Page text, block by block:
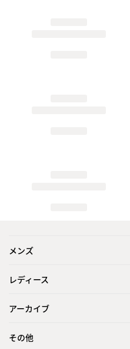
メンズ
レディース
アーカイブ
その他